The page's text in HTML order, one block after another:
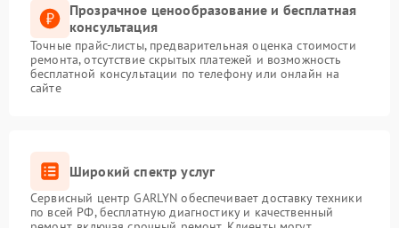
Прозрачное ценообразование и бесплатная
консультация
Точные прайс-листы, предварительная оценка стоимости
ремонта, отсутствие скрытых платежей и возможность
бесплатной консультации по телефону или онлайн на
сайте
Широкий спектр услуг
Сервисный центр GARLYN обеспечивает доставку техники
по всей РФ, бесплатную диагностику и качественный